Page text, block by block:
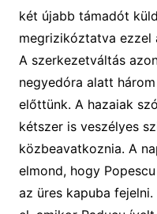
két újabb támadót
megrizikóztatva ezzel
A szerkezetváltás
negyedóra alatt
előttünk. A hazaiak
kétszer is veszélyes
közbeavatkoznia. A
elmond, hogy
az üres kapuba fejelni.